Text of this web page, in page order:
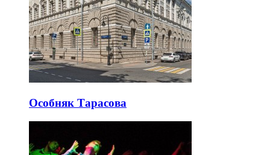
Особняк Тарасова